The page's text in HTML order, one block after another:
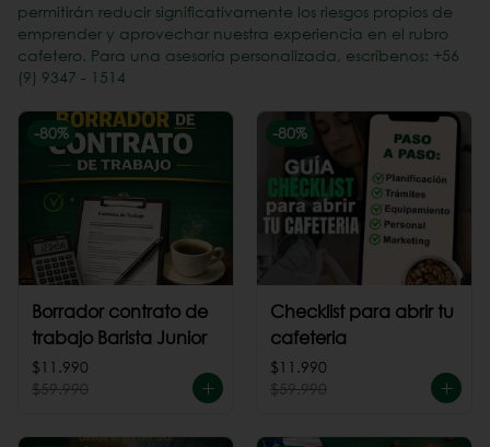
permitirán reducir significativamente los riesgos propios de
emprender y aprovechar nuestra experiencia en el rubro
cafetero. Para una asesoría personalizada, escríbenos: +56
(9) 9347 - 1514
-80%
Borrador contrato de
trabajo Barista Junior
$11.990
$59.990
-80%
Checklist para abrir tu
cafeteria
$11.990
$59.990